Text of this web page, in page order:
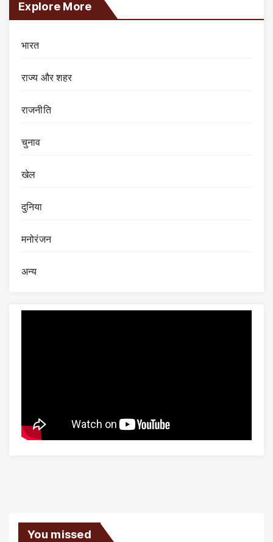
Explore More
भारत
राज्य और शहर
राजनीति
चुनाव
खेल
दुनिया
मनोरंजन
अन्य
You missed